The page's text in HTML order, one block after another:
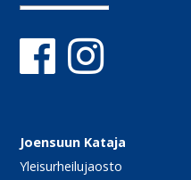
Joensuun Kataja
Yleisurheilujaosto